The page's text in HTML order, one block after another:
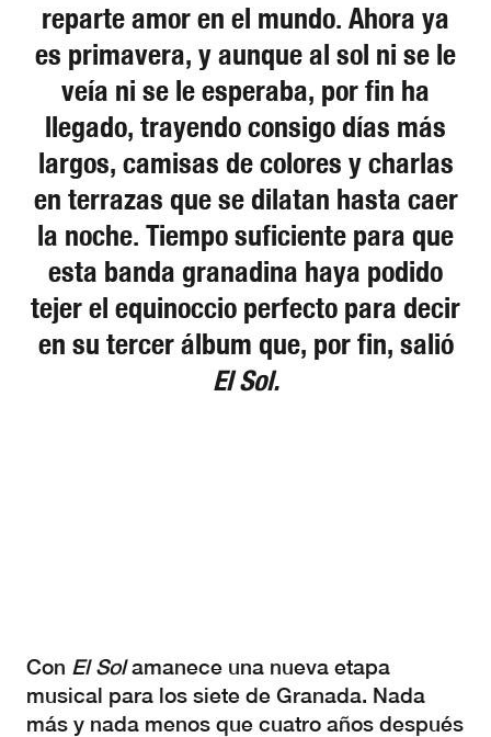
reparte amor en el mundo. Ahora ya
es primavera, y aunque al sol ni se le
veía ni se le esperaba, por fin ha
llegado, trayendo consigo días más
largos, camisas de colores y charlas
en terrazas que se dilatan hasta caer
la noche. Tiempo suficiente para que
esta banda granadina haya podido
tejer el equinoccio perfecto para decir
en su tercer álbum que, por fin, salió
El Sol.
Con El Solamanece una nueva etapa
musical para los siete de Granada. Nada
más y nada menos que cuatro años después